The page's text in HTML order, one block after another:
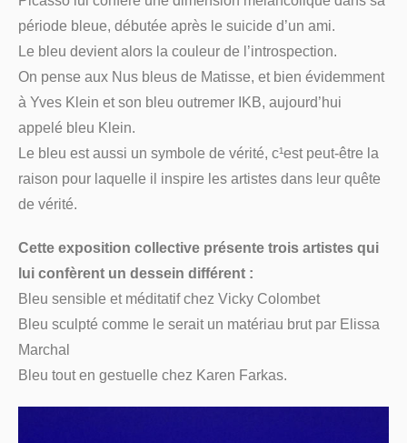
période bleue, débutée après le suicide d’un ami.
Le bleu devient alors la couleur de l’introspection.
On pense aux Nus bleus de Matisse, et bien évidemment
à Yves Klein et son bleu outremer IKB, aujourd’hui
appelé bleu Klein.
Le bleu est aussi un symbole de vérité, c¹est peut-être la
raison pour laquelle il inspire les artistes dans leur quête
de vérité.
Cette exposition collective présente trois artistes qui
lui confèrent un dessein différent :
Bleu sensible et méditatif chez Vicky Colombet
Bleu sculpté comme le serait un matériau brut par Elissa
Marchal
Bleu tout en gestuelle chez Karen Farkas.